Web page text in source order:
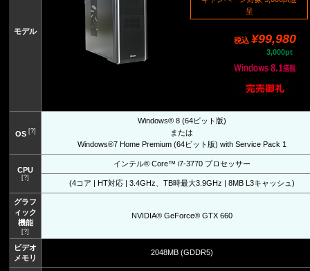
モデル
呈
税込 ¥99,980
3,000pt
OS[?]
Windows® 8 (64ビット版)
または
Windows®7 Home Premium (64ビット版) with Service Pack 1
CPU
[?]
インテル® Core™ i7-3770 プロセッサー
(4コア | HT対応 | 3.4GHz、TB時最大3.9GHz | 8MB L3キャッシュ)
グラフ
ィック
機能
[?]
NVIDIA® GeForce® GTX 660
ビデオ
メモリ
2048MB (GDDR5)